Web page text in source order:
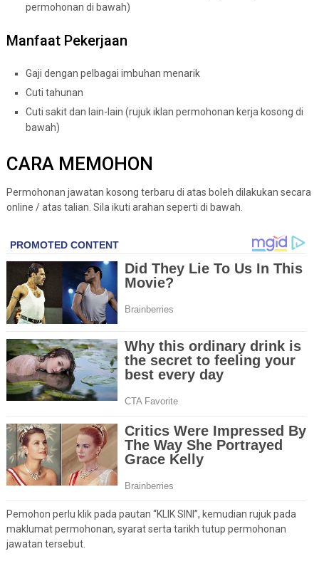
permohonan di bawah)
Manfaat Pekerjaan
Gaji dengan pelbagai imbuhan menarik
Cuti tahunan
Cuti sakit dan lain-lain (rujuk iklan permohonan kerja kosong di
bawah)
CARA MEMOHON
Permohonan jawatan kosong terbaru di atas boleh dilakukan secara
online / atas talian. Sila ikuti arahan seperti di bawah.
Pemohon perlu klik pada pautan “KLIK SINI”, kemudian rujuk pada
maklumat permohonan, syarat serta tarikh tutup permohonan
jawatan tersebut.